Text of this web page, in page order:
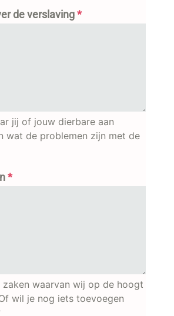
de verslaving*
jij of jouw dierbare aan
wat de problemen zijn met de
*
zaken waarvan wij op de hoogt
wil je nog iets toevoegen